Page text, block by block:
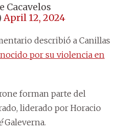
April 12, 2024
describió a Canillas
por su violencia en
forman parte del
liderado por Horacio
Galeverna.